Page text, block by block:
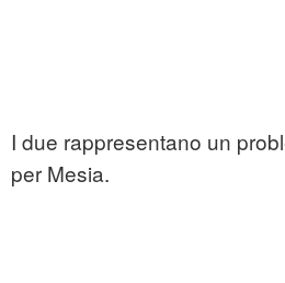
I due rappresentano un
per Mesia.